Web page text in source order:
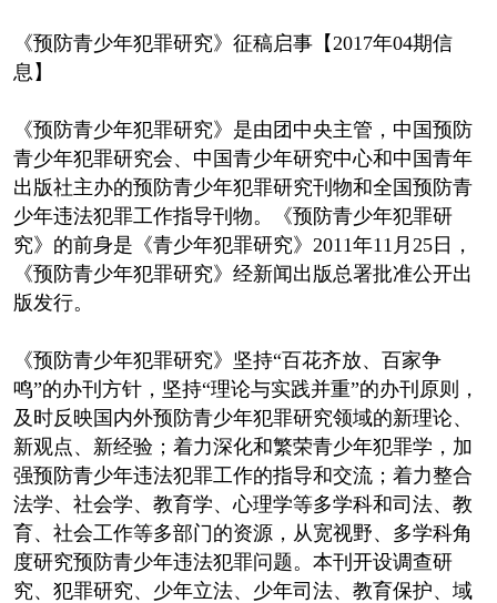
《预防青少年犯罪研究》征稿启事【2017年04期信
息】
《预防青少年犯罪研究》是由团中央主管，中国预防
青少年犯罪研究会、中国青少年研究中心和中国青年
出版社主办的预防青少年犯罪研究刊物和全国预防青
少年违法犯罪工作指导刊物。《预防青少年犯罪研
究》的前身是《青少年犯罪研究》2011年11月25日，
《预防青少年犯罪研究》经新闻出版总署批准公开出
版发行。
《预防青少年犯罪研究》坚持“百花齐放、百家争
鸣”的办刊方针，坚持“理论与实践并重”的办刊原则，
及时反映国内外预防青少年犯罪研究领域的新理论、
新观点、新经验；着力深化和繁荣青少年犯罪学，加
强预防青少年违法犯罪工作的指导和交流；着力整合
法学、社会学、教育学、心理学等多学科和司法、教
育、社会工作等多部门的资源，从宽视野、多学科角
度研究预防青少年违法犯罪问题。本刊开设调查研
究、犯罪研究、少年立法、少年司法、教育保护、域